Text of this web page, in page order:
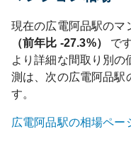
現在の広電阿品駅のマ
（前年比 -27.3%）
で
より詳細な間取り別
測は、次の広電阿品駅
す。
広電阿品駅の相場ペー